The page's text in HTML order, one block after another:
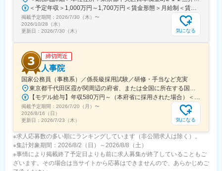
掲載予定期間： 2026/7/30（木） 〜
2026/10/28（水）
更新日： 2026/7/30（木） 気になる
締切間近
人事院
国家公務員（事務系）／係長級採用試験／研修・手当など充実
掲載予定期間： 2026/7/20（月） 〜
2026/8/16（日）
更新日： 2026/7/23（木） 気になる
※求人応募数の多い順にランキングしています（非公開求人は除く）。
※集計対象期間：2026/8/2（日）～2026/8/8（土）
※事情により掲載終了予定日よりも前に求人募集が終了していることもご
ざいます。その場合は当サイトから応募はできませんので、あらかじめご